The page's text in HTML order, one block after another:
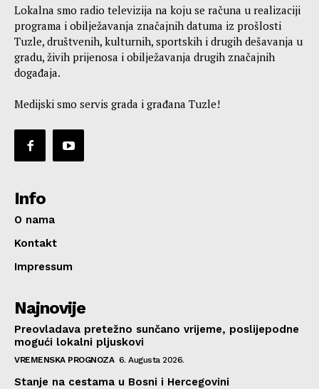
Lokalna smo radio televizija na koju se računa u realizaciji
programa i obilježavanja značajnih datuma iz prošlosti
Tuzle, društvenih, kulturnih, sportskih i drugih dešavanja u
gradu, živih prijenosa i obilježavanja drugih značajnih
događaja.
Medijski smo servis grada i građana Tuzle!
Info
O nama
Kontakt
Impressum
Najnovije
Preovladava pretežno sunčano vrijeme, poslijepodne
mogući lokalni pljuskovi
VREMENSKA PROGNOZA 6. Augusta 2026.
Stanje na cestama u Bosni i Hercegovini